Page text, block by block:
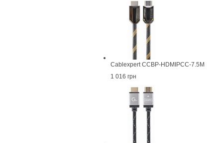
Cablexpert CCBP-HDMIPCC-7.5M
1 016 грн